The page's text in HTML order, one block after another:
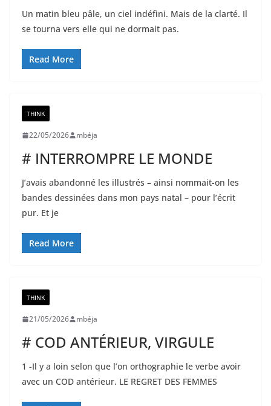
Un matin bleu pâle, un ciel indéfini. Mais de la clarté. Il
se tourna vers elle qui ne dormait pas.
Read More
THINK
22/05/2026 mbéja
# INTERROMPRE LE MONDE
J’avais abandonné les illustrés – ainsi nommait-on les
bandes dessinées dans mon pays natal – pour l’écrit
pur. Et je
Read More
THINK
21/05/2026 mbéja
# COD ANTÉRIEUR, VIRGULE
1 -Il y a loin selon que l’on orthographie le verbe avoir
avec un COD antérieur. LE REGRET DES FEMMES